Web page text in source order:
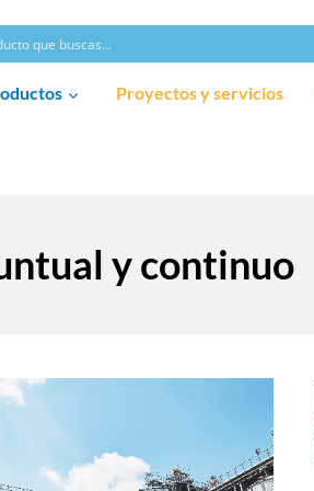
Proyectos y servicios
y continuo